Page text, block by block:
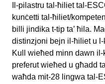
Il-pilastru tal-ħiliet tal-
kunċetti tal-ħiliet/
billi jindika t-tip ta’ ħila.
distinzjoni bejn il-ħiliet u l-
Kull wieħed minn dawn
preferut wieħed u għadd
waħda mit-28 lingwa tal-